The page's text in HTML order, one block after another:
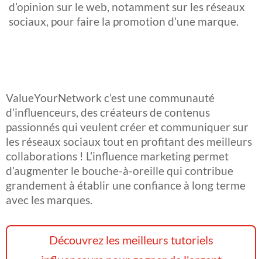
d’opinion sur le web, notamment sur les réseaux
sociaux, pour faire la promotion d’une marque.
ValueYourNetwork c’est une communauté
d’influenceurs, des créateurs de contenus
passionnés qui veulent créer et communiquer sur
les réseaux sociaux tout en profitant des meilleurs
collaborations ! L’influence marketing permet
d’augmenter le bouche-à-oreille qui contribue
grandement à établir une confiance à long terme
avec les marques.
Découvrez les meilleurs tutoriels